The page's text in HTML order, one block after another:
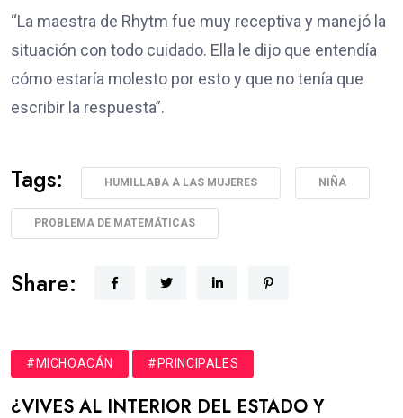
“La maestra de Rhytm fue muy receptiva y manejó la
situación con todo cuidado. Ella le dijo que entendía
cómo estaría molesto por esto y que no tenía que
escribir la respuesta”.
Tags: HUMILLABA A LAS MUJERES NIÑA
PROBLEMA DE MATEMÁTICAS
Share:
#MICHOACÁN #PRINCIPALES
¿VIVES AL INTERIOR DEL ESTADO Y